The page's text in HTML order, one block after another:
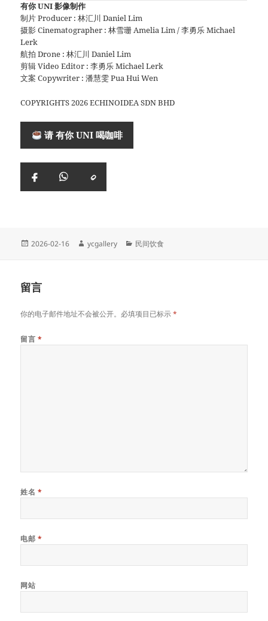
有你 UNI 影像制作
制片 Producer : 林汇川 Daniel Lim
摄影 Cinematographer : 林雪珊 Amelia Lim / 李勇乐 Michael
Lerk
航拍 Drone : 林汇川 Daniel Lim
剪辑 Video Editor : 李勇乐 Michael Lerk
文案 Copywriter : 潘慧雯 Pua Hui Wen
COPYRIGHTS 2026 ECHINOIDEA SDN BHD
请 有你 UNI 喝咖啡
FacebookWhatsApp
复
制
Posted
2026-02-16 Author
ycgallery Categories
民间饮食
留言
你的电子邮件地址不会被公开。必填项目已标示*
留言 *
姓名 *
电邮 *
网站